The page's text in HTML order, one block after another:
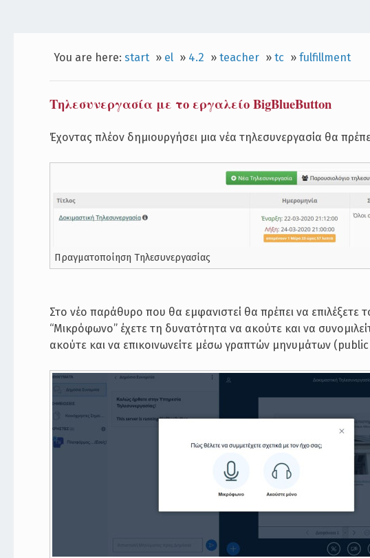
You are here: start » el » 4.2 » teacher » tc » fulfillment
Τηλεσυνεργασία με το εργαλείο BigBlueButton
Έχοντας πλέον δημιουργήσει μια νέα τηλεσυνεργασία θα
Πραγματοποίηση Τηλεσυνεργασίας
Στο νέο παράθυρο που θα εμφανιστεί θα πρέπει να
“Μικρόφωνο” έχετε τη δυνατότητα να ακούτε και να
ακούτε και να επικοινωνείτε μέσω γραπτών μηνυμάτων